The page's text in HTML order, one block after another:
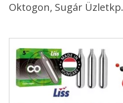
Oktogon, Sugár Üzletkp.